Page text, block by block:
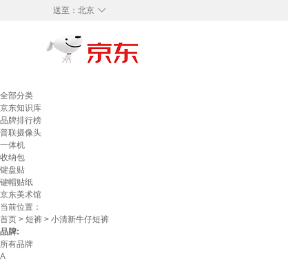
◇
送至： 北京
全部分类
京东知识库
品牌排行榜
普联摄像头
一体机
收纳包
键盘贴
键帽贴纸
京东美术馆
当前位置：
首页 > 短裤 > 小清新牛仔短裤
品牌:
所有品牌
A